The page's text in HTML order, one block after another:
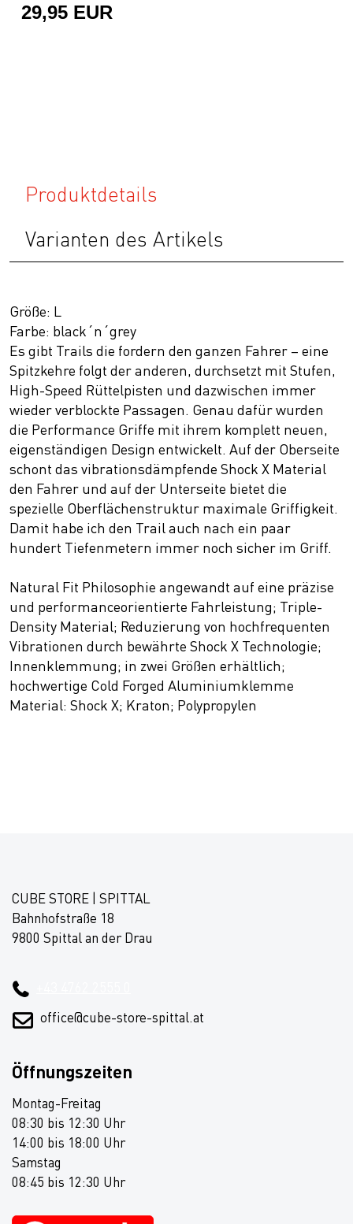
29,95 EUR
Produktdetails
Varianten des Artikels
Größe: L
Farbe: black´n´grey
Es gibt Trails die fordern den ganzen Fahrer – eine
Spitzkehre folgt der anderen, durchsetzt mit Stufen,
High-Speed Rüttelpisten und dazwischen immer
wieder verblockte Passagen. Genau dafür wurden
die Performance Griffe mit ihrem komplett neuen,
eigenständigen Design entwickelt. Auf der Oberseite
schont das vibrationsdämpfende Shock X Material
den Fahrer und auf der Unterseite bietet die
spezielle Oberflächenstruktur maximale Griffigkeit.
Damit habe ich den Trail auch nach ein paar
hundert Tiefenmetern immer noch sicher im Griff.
Natural Fit Philosophie angewandt auf eine präzise
und performanceorientierte Fahrleistung; Triple-
Density Material; Reduzierung von hochfrequenten
Vibrationen durch bewährte Shock X Technologie;
Innenklemmung; in zwei Größen erhältlich;
hochwertige Cold Forged Aluminiumklemme
Material: Shock X; Kraton; Polypropylen
CUBE STORE | SPITTAL
Bahnhofstraße 18
9800 Spittal an der Drau
office@cube-store-spittal.at
Öffnungszeiten
Montag-Freitag
08:30 bis 12:30 Uhr
14:00 bis 18:00 Uhr
Samstag
08:45 bis 12:30 Uhr